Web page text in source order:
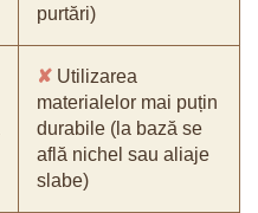
purtări)
✘ Utilizarea
materialelor mai puțin
durabile (la bază se
află nichel sau aliaje
slabe)